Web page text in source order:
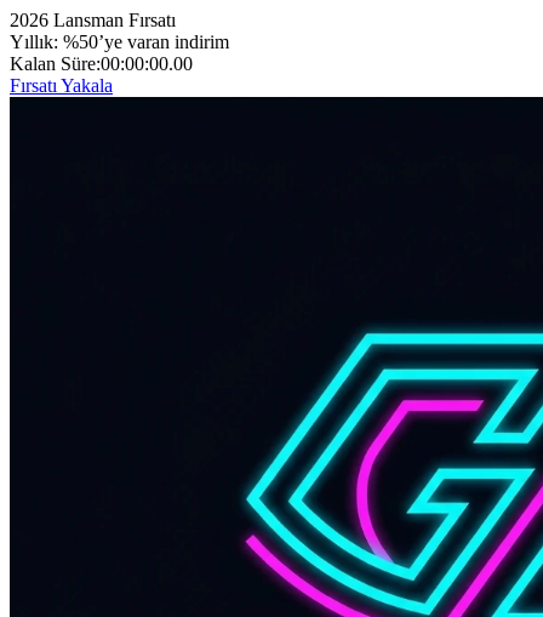
2026 Lansman Fırsatı
Yıllık: %50’ye varan indirim
Kalan Süre:00:00:00.00
Fırsatı Yakala